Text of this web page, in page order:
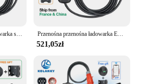
Przenośna przenośna ładowarka EV 11KW 16A Typ2 IEC62196-2 EVSE Ładowarka Pojazd elektryczny PHEV Ładowarka samochodowa Wtyczka CEE 5M Kabel
521,05zł